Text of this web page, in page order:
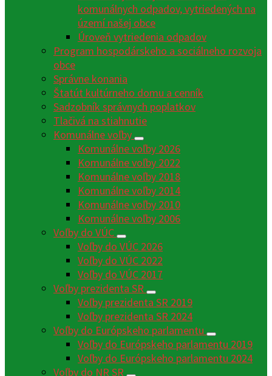
komunálnych odpadov, vytriedených na
území našej obce
Úroveň vytriedenia odpadov
Program hospodárskeho a sociálneho rozvoja
obce
Správne konania
Štatút kultúrneho domu a cenník
Sadzobník správnych poplatkov
Tlačivá na stiahnutie
Komunálne voľby
Komunálne voľby 2026
Komunálne voľby 2022
Komunálne voľby 2018
Komunálne voľby 2014
Komunálne voľby 2010
Komunálne voľby 2006
Voľby do VÚC
Voľby do VÚC 2026
Voľby do VÚC 2022
Voľby do VÚC 2017
Voľby prezidenta SR
Voľby prezidenta SR 2019
Voľby prezidenta SR 2024
Voľby do Európskeho parlamentu
Voľby do Európskeho parlamentu 2019
Voľby do Európskeho parlamentu 2024
Voľby do NR SR